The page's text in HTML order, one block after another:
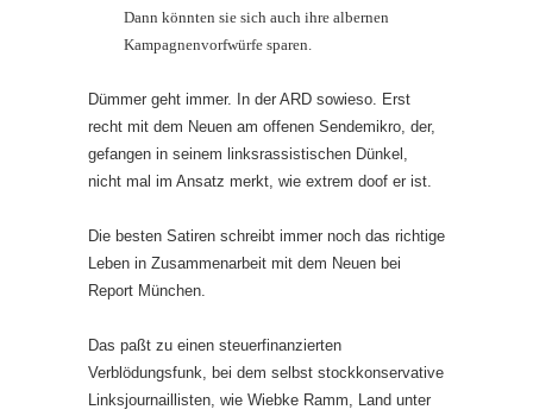
Dann könnten sie sich auch ihre albernen
Kampagnenvorfwürfe sparen.
Dümmer geht immer. In der ARD sowieso. Erst
recht mit dem Neuen am offenen Sendemikro, der,
gefangen in seinem linksrassistischen Dünkel,
nicht mal im Ansatz merkt, wie extrem doof er ist.
Die besten Satiren schreibt immer noch das richtige
Leben in Zusammenarbeit mit dem Neuen bei
Report München.
Das paßt zu einen steuerfinanzierten
Verblödungsfunk, bei dem selbst stockkonservative
Linksjournaillisten, wie Wiebke Ramm, Land unter